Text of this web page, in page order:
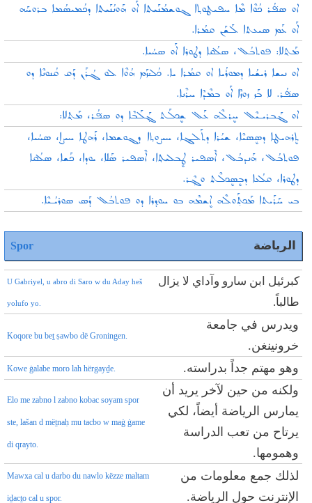
ܐܘ ܣܦ݁ܳܪ ܟܳܘܶܐ ܡܶܐ ܚܦܝܛܘܬ݂ܐ ܓܘܫܡܳܢܰܝܬܐ ܐܰܘ ܗܰܘܢܳܢܰܝܬܐ ܕܟܳܡܝܣܳܡܐ ܒܪܘܚܰܗ
ܐܰܘ ܥܰܡ ܣܝܥܬܐ ܠܰܫܰܢ ܩܡܳܪܐ.
ܡܰܬ݂ܠܐ: ܦܘܬܒܳܠ، ܣܠܳܩܐ ܕܛܘܪܐ ܐܰܘ ܣܚܳܝܐ.
ܐܘ ܢܝܫܐ ܪܝܫܳܝܐ ܕܡܘܪܳܝܐ ܐܘ ܩܡܳܪܐ ܝܐ. ܟܳܠܳܙܰܡ ܗܳܘܶܐ ܠܘ ܓܳܪܰܢ ܕܰܩ ܩܳܢܘܢܶܐ ܕܘ
ܣܦ݁ܳܪ. ܠܐ ܒܰܙ ܙܘܙܶܐ ܐܰܘ ܒܡܶܕܶܐ ܚܪܶܢܐ.
ܐܘ ܓܰܒܪܝـܝܶܠ ܚܷܪܠܶܗ ܥܰܠ ܫܷܟܠܰܬ ܓ݂ܰܠܰܒܶܐ ܕܘ ܣܦ݁ܳܪ، ܡܰܬ݂ܠܐ:
ܬܷܪܗܝܛܐ ܕܣܷܣܝܶܐ، ܫܝܳܪܐ ܕܬܰܠܓܐ، ܚܝܨܘܬ݂ܐ ܕܓܘܫܡܐ، ܪܰܗܛܐ ܚܝܨܐ، ܣܚܳܝܐ،
ܦܘܬܒܳܠ، ܗܰܢܕܒܳܠ، ܐܶܣܦܝܪ ܛܷܒܠܝܬ݂ܐ، ܐܶܣܦܝܪ ܣܰܠܐ، ܝܘܕܐ، ܟܰܫܐ، ܣܠܳܩܐ
ܕܛܘܪܐ، ܩܠܳܥܐ ܕܒܷܣܷܟܠܶܬ ܘܓ݂ܶܪ.
ܒܝ ܚܰܪܰܝܬܐ ܡܰܟܬ݂ܰܘܠܶܗ ܐܷܫܡܶܗ ܒܘ ܚܘܕ݂ܪܐ ܕܘ ܦܘܬܒܳܠ ܕܰܣ ܣܘܪܝܳـܝܶܐ.
الرياضة Spor
كبرئيل ابن سارو وآداي لا يزال
طالباً.
U Gabriyel, u abro di Saro w du Aday heš
yolufo yo.
ويدرس في جامعة
خرونينغن.
Koqore bu beṯ ṣawbo dë Groningen.
وهو مهتم جداً بدراسته. Kowe ġalabe moro lah hërgayḏe.
ولكنه من حين لآخر يريد أن
يمارس الرياضة أيضاً، لكي
يرتاح من تعب الدراسة
وهمومها.
Elo me zabno l zabno kobac soyam spor
ste, lašan d mëṯnaḥ mu tacbo w maġ ġame
di qrayto.
لذلك جمع معلومات من
الإنترنت حول الرياضة.
Mawxa cal u darbo du nawlo këzze maltam
iḏacṯo cal u spor.